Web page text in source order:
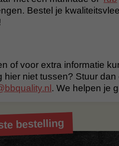
Bestel je
of voor extra informatie
hier niet tussen? Stuur
. We helpen je
bestelling